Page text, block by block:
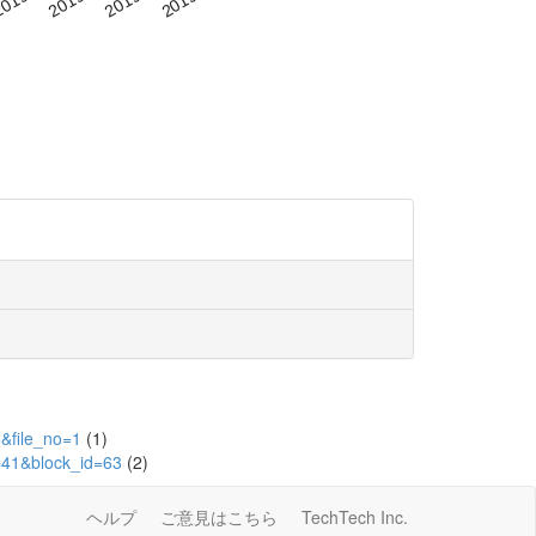
(1)
(2)
ヘルプ ご意見はこちら TechTech Inc.